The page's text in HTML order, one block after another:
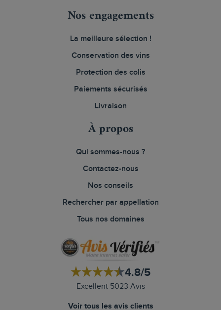
Nos engagements
La meilleure sélection !
Conservation des vins
Protection des colis
Paiements sécurisés
Livraison
À propos
Qui sommes-nous ?
Contactez-nous
Nos conseils
Rechercher par appellation
Tous nos domaines
4.8/5
Excellent 5023 Avis
Voir tous les avis clients